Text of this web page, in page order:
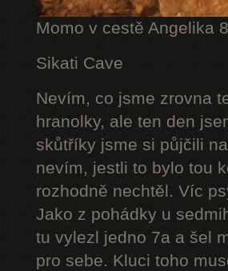
Momo v cestě Angelika
Sikati Cave
Nevím, co jsme zrovna
hranolky, ale ten den
skůtříky jsme si půjčili
nevím, jestli to bylo tou
rozhodně nechtěl. Víc
Jako z pohádky u
tu vylezl jedno 7a a šel
pro sebe. Kluci toho